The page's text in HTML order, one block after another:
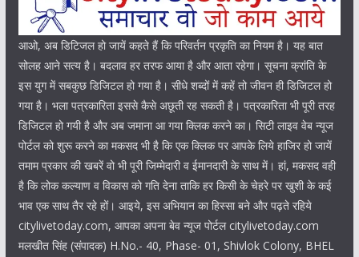
आओ, अब डिटिजल हो जायें कहते हैं कि परिवर्तन प्रकृति का नियम है। यह बात
सोलह आने सत्य है। बदलाव हर तरफ आया है और आता रहेगा। सूचना क्रांति के
इस युग में सबकुछ डिजिटल हो गया है। सीधे शब्दों में कहें तो जीवन ही डिजिटल हो
गया है। भला पत्रकारिता इससे कैसे अछूती रह सकती है। पत्रकारिता भी पूरी तरह
डिजिटल हो गयी है और अब जमाना आ गया क्लिक करने का। सिटी लाइव वेब न्यूज
पोर्टल को शुरू करने का मकसद भी है कि एक क्लिक पर आपके लिये हाजिर हो जायें
तमाम प्रकार की खबरें वो भी पूरी जिम्मेदारी व ईमानदारी के साथ में। हां, मकसद वही
है कि लोक कल्याण व विकास को गति देना ताकि हर किसी के चेहरे पर खुशी के कई
भाव एक साथ तैर रहे हों। आइये, इस अभियान का हिस्सा बने और पढ़ते रहिये
citylivetoday.com, आपका अपना बेव न्यूज पोर्टल citylivetoday.com
मलखीत सिंह (संपादक) H.No.- 40, Phase- 01, Shivlok Colony, BHEL